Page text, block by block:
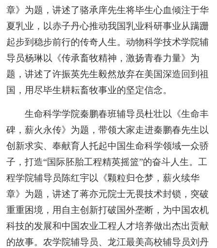
章》为题，讲述了骆承庠先生将毕生心血倾注于华
夏乳业，以赤子丹心推动我国乳业科研事业从蹒跚
起步到稳步前行的传奇人生。动物科学技术学院辅
导员杨琳以《传承畜牧精神，激扬青春力量》为
题，讲述了许振英先生毅然放弃在美国深造回到祖
国，用尽毕生耕耘畜牧事业的坚定信念。
生命科学学院秦鹏春班辅导员杜壮以《生命丰
碑，薪火永传》为题，带领大家走进秦鹏春先生以
创新求实、奉献育人托起中国生命科学领域一众骄
子，打造“国际胚胎工程精英摇篮”的奋斗人生。工
程学院辅导员陈红宇以《颗粒归仓梦，薪火续华
章》为题，讲述了蒋亦元院士无畏技术封锁，突破
重重困境，用自主创新打破国外垄断，为中国农机
科技的发展和中国农业工程人才培养做出杰出贡献
的故事。农学院辅导员、龙江最美高校辅导员刘丹